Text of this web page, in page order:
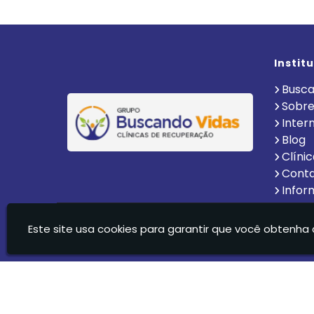
Blog
Clinica De Recuperação Vida Nova Suzano Ltda -
Este site usa cookies para garantir que você obtenha